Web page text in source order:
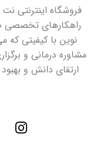
فروشگاه اینترنتی
راهکارهای تخصصی
نوین با کیفیتی که
مشاوره درمانی و
ارتقای دانش و